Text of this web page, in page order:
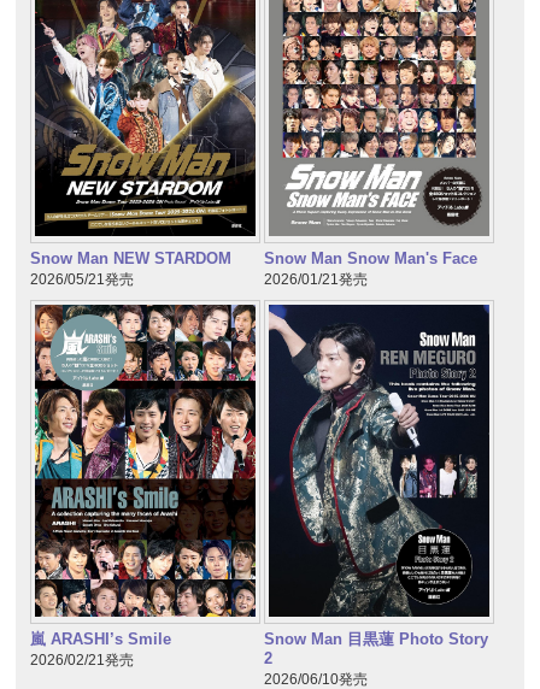
Snow Man NEW STARDOM
2026/05/21発売
Snow Man Snow Man's Face
2026/01/21発売
嵐 ARASHI’s Smile
2026/02/21発売
Snow Man 目黒蓮 Photo Story
2
2026/06/10発売